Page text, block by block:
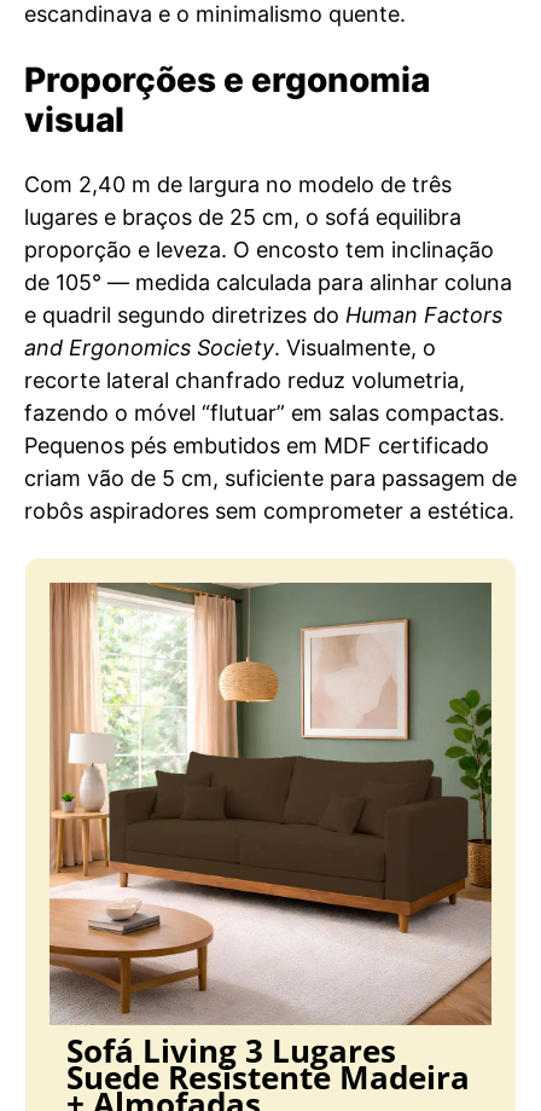
escandinava e o minimalismo quente.
Proporções e ergonomia
visual
Com 2,40 m de largura no modelo de três
lugares e braços de 25 cm, o sofá equilibra
proporção e leveza. O encosto tem inclinação
de 105° — medida calculada para alinhar coluna
e quadril segundo diretrizes do Human Factors
and Ergonomics Society. Visualmente, o
recorte lateral chanfrado reduz volumetria,
fazendo o móvel “flutuar” em salas compactas.
Pequenos pés embutidos em MDF certificado
criam vão de 5 cm, suficiente para passagem de
robôs aspiradores sem comprometer a estética.
Sofá Living 3 Lugares
Suede Resistente Madeira